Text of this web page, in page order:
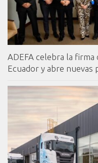
ADEFA celebra la
Ecuador y abre nuevas